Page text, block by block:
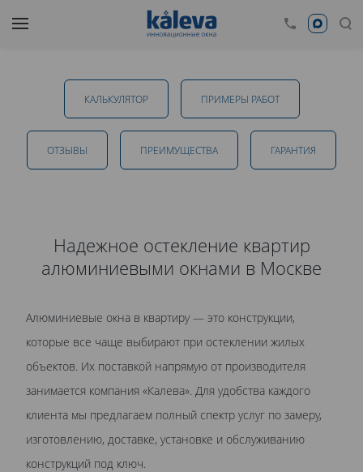
Алюминиевые окна в квартиру
от 12 248 руб.
Даюсогласие на обработку персональных данных
КАЛЬКУЛЯТОР ПРИМЕРЫ РАБОТ
ОТЗЫВЫ ПРЕИМУЩЕСТВА ГАРАНТИЯ
Надежное остекление квартир
алюминиевыми окнами в Москве
Алюминиевые окна в квартиру — это конструкции,
которые все чаще выбирают при остеклении жилых
объектов. Их поставкой напрямую от производителя
занимается компания «Калева». Для удобства каждого
клиента мы предлагаем полный спектр услуг по замеру,
изготовлению, доставке, установке и обслуживанию
конструкций под ключ.